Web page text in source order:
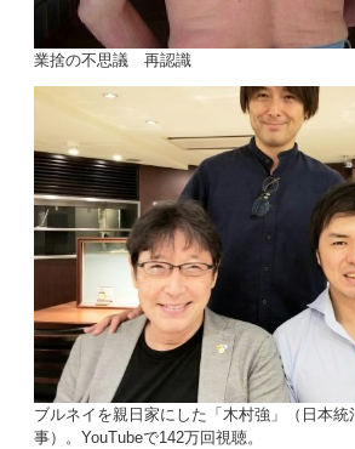
業捨の不思議 再認識
ブルネイを親日家にした「木村強」（日本統
事）。YouTubeで142万回視聴。